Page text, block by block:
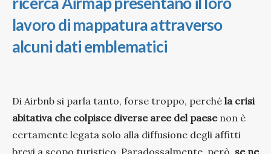
lavoro di mappatura attraverso
alcuni dati emblematici
Di Airbnb si parla tanto, forse troppo, perché la crisi
abitativa che colpisce diverse aree del paesenon è
certamente legata solo alla diffusione degli affitti
brevi a scopo turistico. Paradossalmente, però, se ne